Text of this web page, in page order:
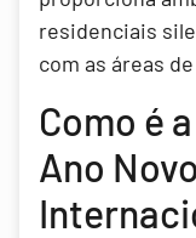
residenciais
com as áreas
Como é
Ano